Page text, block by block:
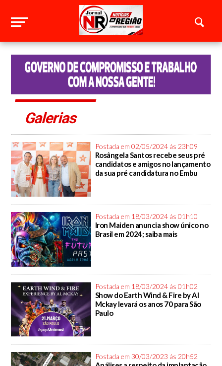
Galerias
Postada em 02/05/2024 ás 23h09
Rosângela Santos recebe seus pré
candidatos e amigos no lançamento
da sua pré candidatura no Embu
Postada em 18/03/2024 ás 01h10
Iron Maiden anuncia show único no
Brasil em 2024; saiba mais
Postada em 18/03/2024 ás 01h02
Show do Earth Wind & Fire by Al
Mckay levará os anos 70 para São
Paulo
Postada em 30/03/2023 ás 20h52